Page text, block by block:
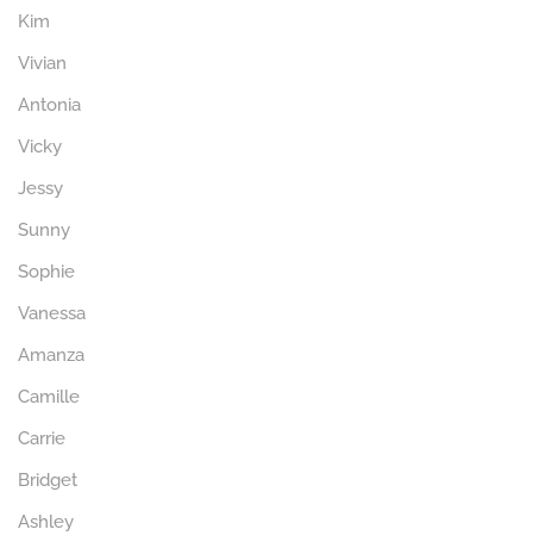
Kim
Vivian
Antonia
Vicky
Jessy
Sunny
Sophie
Vanessa
Amanza
Camille
Carrie
Bridget
Ashley